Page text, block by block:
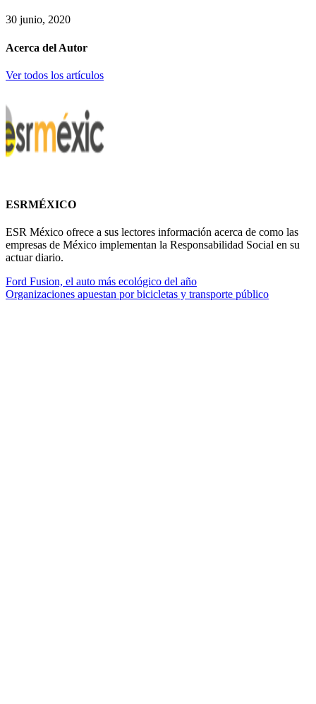
30 junio, 2020
Acerca del Autor
Ver todos los artículos
ESRMÉXICO
ESR México ofrece a sus lectores información acerca de como las
empresas de México implementan la Responsabilidad Social en su
actuar diario.
Ford Fusion, el auto más ecológico del año
Organizaciones apuestan por bicicletas y transporte público